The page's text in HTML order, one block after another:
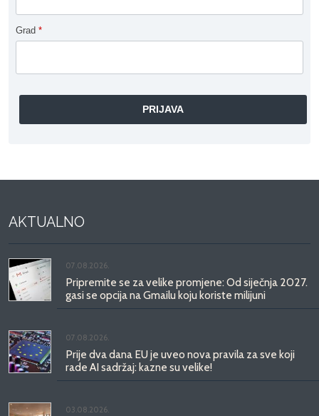
Grad *
AKTUALNO
07.08.2026.
Pripremite se za velike promjene: Od siječnja 2027.
gasi se opcija na Gmailu koju koriste milijuni
07.08.2026.
Prije dva dana EU je uveo nova pravila za sve koji
rade AI sadržaj: kazne su velike!
03.08.2026.